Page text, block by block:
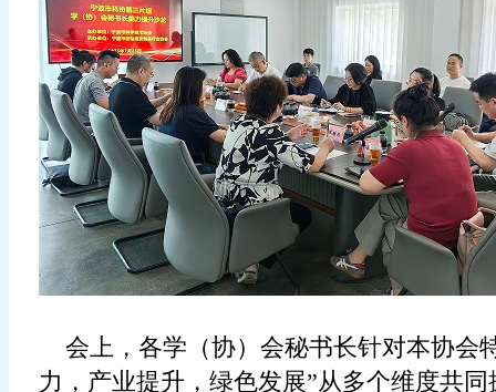
会上， 各学（协） 会秘书长针对本协会
力 ， 产业提升 ， 绿色发展”从多个维度共